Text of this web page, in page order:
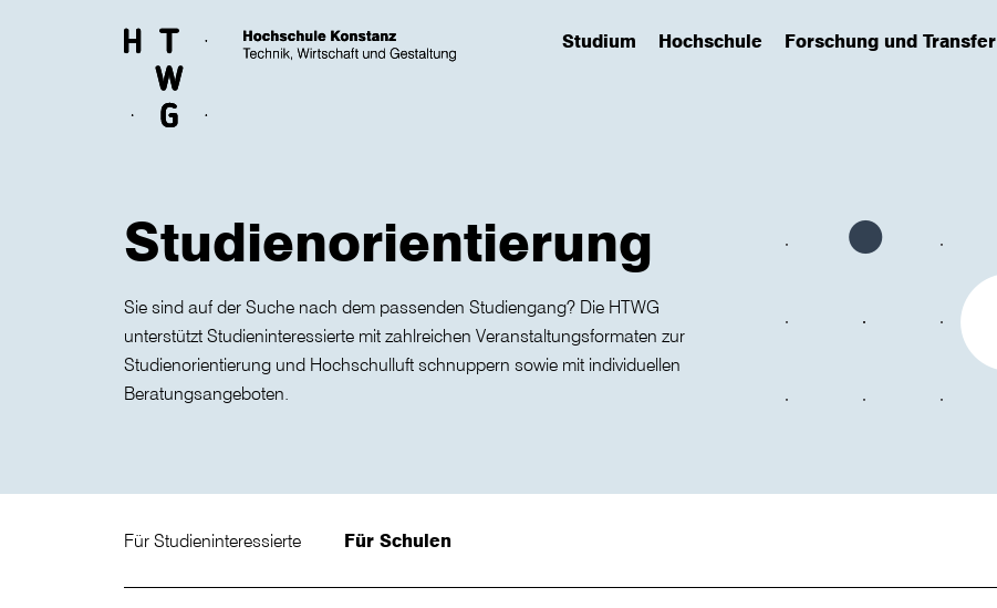
Studium
(has submenu)Hochschule
(has submenu)Forschung und Transfer
(has submenu)
Studienorientierung
Sie sind auf der Suche nach dem passenden Studiengang? Die HTWG
unterstützt Studieninteressierte mit zahlreichen Veranstaltungsformaten zur
Studienorientierung und Hochschulluft schnuppern sowie mit individuellen
Beratungsangeboten.
Für Studieninteressierte Für Schulen